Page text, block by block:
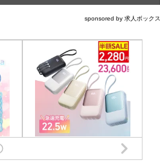
sponsored by 求人ボックス